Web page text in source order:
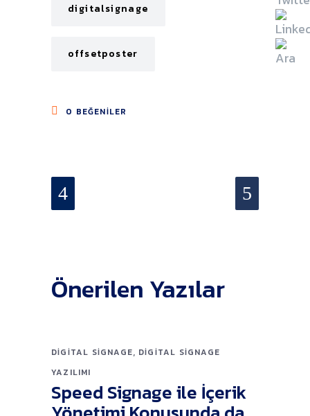
digitalsignage
offsetposter
0 BEĞENILER
Önerilen Yazılar
DIGITAL SIGNAGE, DIGITAL SIGNAGE
YAZILIMI
Speed Signage ile İçerik